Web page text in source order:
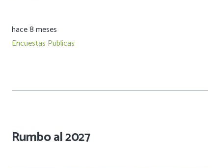
hace 8 meses
Encuestas Publicas
Rumbo al 2027